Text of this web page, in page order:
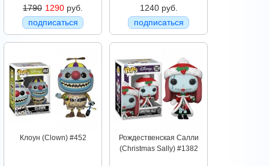
1790 1290 руб.
подписаться
1240 руб.
подписаться
Клоун (Clown) #452
Рождественская Салли
(Christmas Sally) #1382